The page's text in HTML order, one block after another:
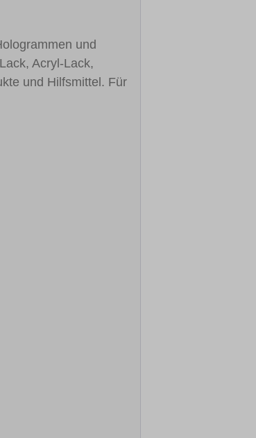
und
Acryl-Lack,
und Hilfsmittel. Für